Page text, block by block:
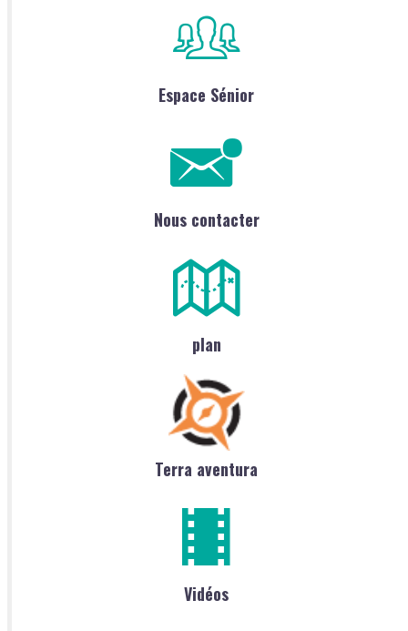
Espace Sénior
Nous contacter
plan
Terra aventura
Vidéos